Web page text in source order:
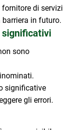
di servizi
in futuro.
significativi
sono
significative
gli errori.